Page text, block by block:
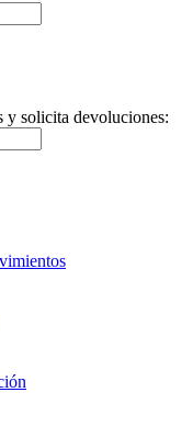
y solicita devoluciones: